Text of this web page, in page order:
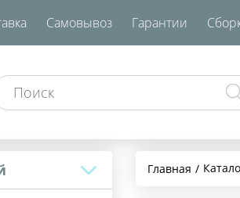
Самовывоз Гарантии
Главная